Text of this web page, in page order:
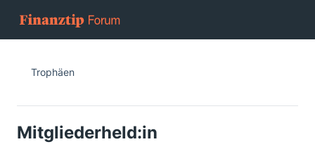
Trophäen
Mitgliederheld:in